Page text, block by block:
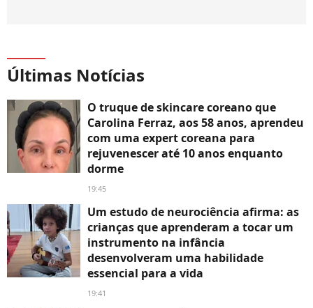
Últimas Notícias
O truque de skincare coreano que
Carolina Ferraz, aos 58 anos, aprendeu
com uma expert coreana para
rejuvenescer até 10 anos enquanto
dorme
19:45
Um estudo de neurociência afirma: as
crianças que aprenderam a tocar um
instrumento na infância
desenvolveram uma habilidade
essencial para a vida
19:41